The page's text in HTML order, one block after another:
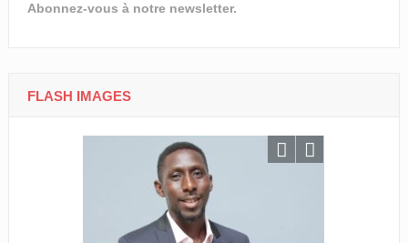
Abonnez-vous à notre newsletter.
FLASH IMAGES